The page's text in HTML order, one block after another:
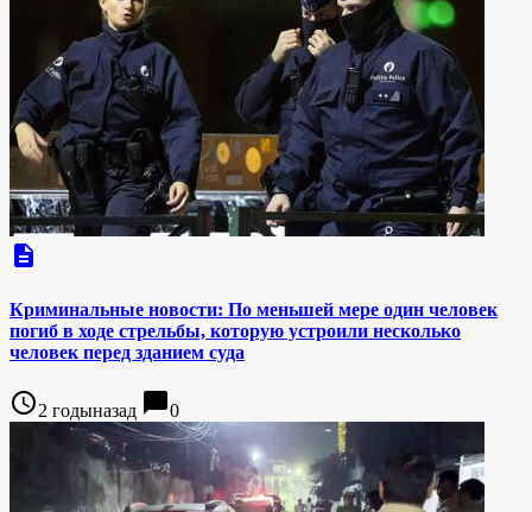
description
Криминальные новости: По меньшей мере один человек
погиб в ходе стрельбы, которую устроили несколько
человек перед зданием суда
access_time2 годыназад chat_bubble0